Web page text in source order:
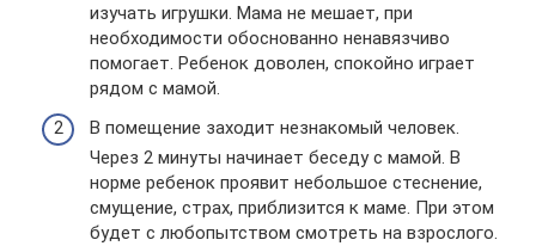
изучать игрушки. Мама не мешает, при
необходимости обоснованно ненавязчиво
помогает. Ребенок доволен, спокойно играет
рядом с мамой.
В помещение заходит незнакомый человек.
Через 2 минуты начинает беседу с мамой. В
норме ребенок проявит небольшое стеснение,
смущение, страх, приблизится к маме. При этом
будет с любопытством смотреть на взрослого.